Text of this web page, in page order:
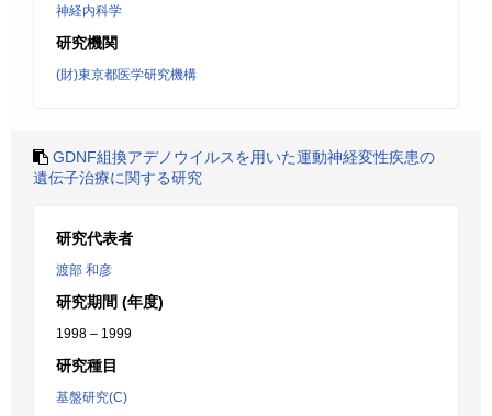
神経内科学
研究機関
(財)東京都医学研究機構
GDNF組換アデノウイルスを用いた運動神経変性疾患の
遺伝子治療に関する研究
研究代表者
渡部 和彦
研究期間 (年度)
1998 – 1999
研究種目
基盤研究(C)